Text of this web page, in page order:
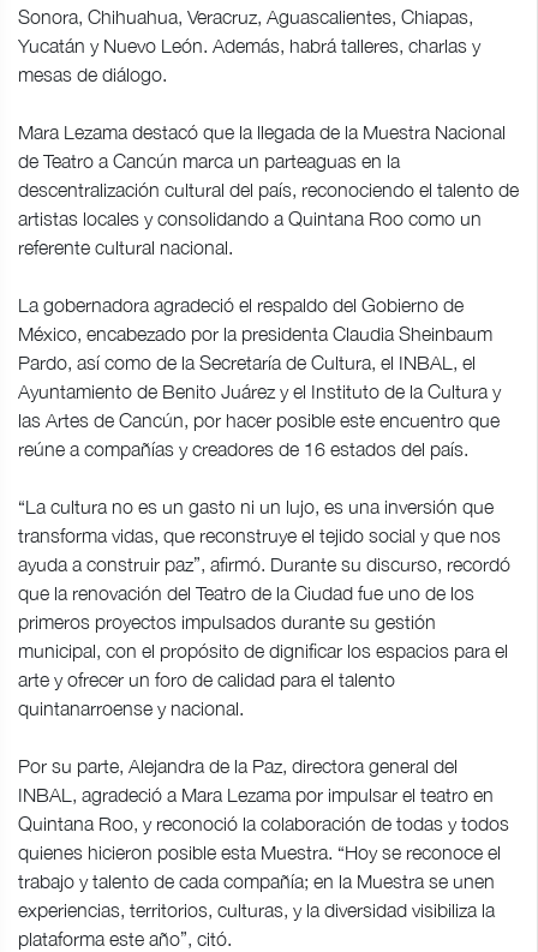
Sonora, Chihuahua, Veracruz, Aguascalientes, Chiapas,
Yucatán y Nuevo León. Además, habrá talleres, charlas y
mesas de diálogo.
Mara Lezama destacó que la llegada de la Muestra Nacional
de Teatro a Cancún marca un parteaguas en la
descentralización cultural del país, reconociendo el talento de
artistas locales y consolidando a Quintana Roo como un
referente cultural nacional.
La gobernadora agradeció el respaldo del Gobierno de
México, encabezado por la presidenta Claudia Sheinbaum
Pardo, así como de la Secretaría de Cultura, el INBAL, el
Ayuntamiento de Benito Juárez y el Instituto de la Cultura y
las Artes de Cancún, por hacer posible este encuentro que
reúne a compañías y creadores de 16 estados del país.
“La cultura no es un gasto ni un lujo, es una inversión que
transforma vidas, que reconstruye el tejido social y que nos
ayuda a construir paz”, afirmó. Durante su discurso, recordó
que la renovación del Teatro de la Ciudad fue uno de los
primeros proyectos impulsados durante su gestión
municipal, con el propósito de dignificar los espacios para el
arte y ofrecer un foro de calidad para el talento
quintanarroense y nacional.
Por su parte, Alejandra de la Paz, directora general del
INBAL, agradeció a Mara Lezama por impulsar el teatro en
Quintana Roo, y reconoció la colaboración de todas y todos
quienes hicieron posible esta Muestra. “Hoy se reconoce el
trabajo y talento de cada compañía; en la Muestra se unen
experiencias, territorios, culturas, y la diversidad visibiliza la
plataforma este año”, citó.